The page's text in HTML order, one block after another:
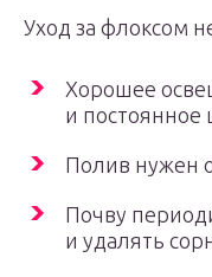
Уход за флоксом
Хорошее
и постоянное
Полив нужен
Почву
и удалять